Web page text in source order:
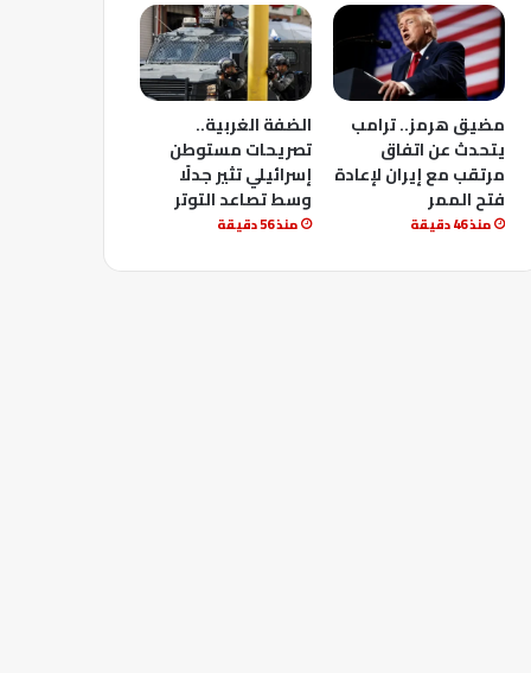
مضيق هرمز.. ترامب
يتحدث عن اتفاق
مرتقب مع إيران لإعادة
فتح الممر
منذ 46 دقيقة
الضفة الغربية..
تصريحات مستوطن
إسرائيلي تثير جدلًا
وسط تصاعد التوتر
منذ 56 دقيقة